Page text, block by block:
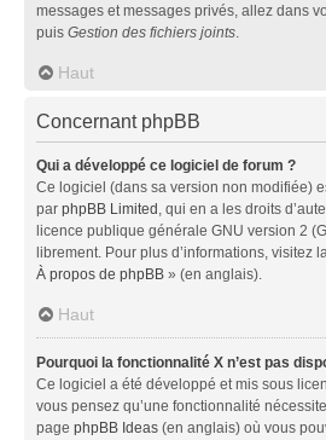
messages et messages privés, allez dans
puis Gestion des fichiers joints.
Haut
Concernant phpBB
Qui a développé ce logiciel de forum ?
Ce logiciel (dans sa version non modifiée)
par phpBB Limited, qui en a les droits
licence publique générale GNU version 2
librement. Pour plus d’informations, visitez
À propos de phpBB » (en anglais).
Haut
Pourquoi la fonctionnalité X n’est pas
Ce logiciel a été développé et mis sous
vous pensez qu’une fonctionnalité
page phpBB Ideas (en anglais) où vous